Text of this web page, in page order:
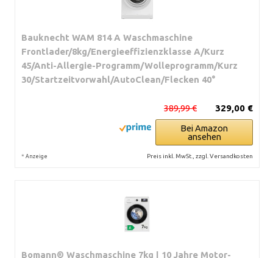
Bauknecht WAM 814 A Waschmaschine
Frontlader/8kg/Energieeffizienzklasse A/Kurz
45/Anti-Allergie-Programm/Wolleprogramm/Kurz
30/Startzeitvorwahl/AutoClean/Flecken 40°
329,00 €
389,99 €
Bei Amazon
ansehen
* Anzeige Preis inkl. MwSt., zzgl. Versandkosten
Bomann® Waschmaschine 7kg | 10 Jahre Motor-